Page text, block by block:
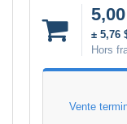
± 5,76
Hors
Vente